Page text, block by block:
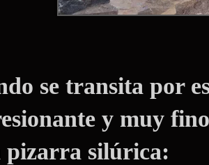
se transita por
y muy
pizarra silúrica: